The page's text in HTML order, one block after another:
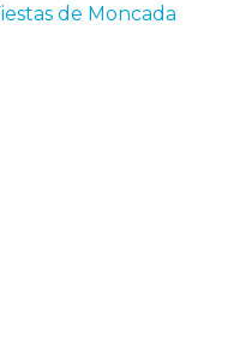
Fiestas de Moncada